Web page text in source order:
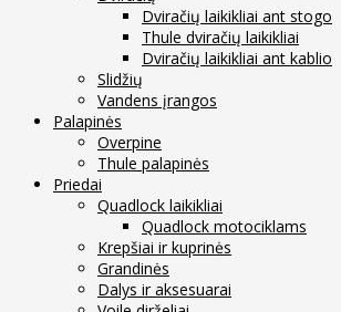
Dviračių laikikliai ant stogo
Thule dviračių laikikliai
Dviračių laikikliai ant kablio
Slidžių
Vandens įrangos
Palapinės
Overpine
Thule palapinės
Priedai
Quadlock laikikliai
Quadlock motociklams
Krepšiai ir kuprinės
Grandinės
Dalys ir aksesuarai